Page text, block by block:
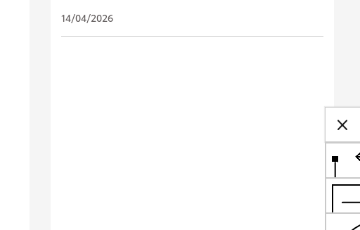
14/04/2026